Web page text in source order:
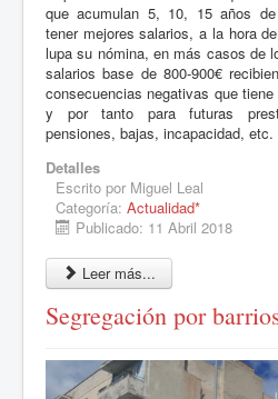
que acumulan 5, 10, 15 años de
tener mejores salarios, a la hora
lupa su nómina, en más casos de
salarios base de 800-900€
consecuencias negativas que
y por tanto para futuras
pensiones, bajas, incapacidad, etc.
Detalles
Escrito por Miguel Leal
Categoría: Actualidad*
Publicado: 11 Abril 2018
Leer más...
Segregación por